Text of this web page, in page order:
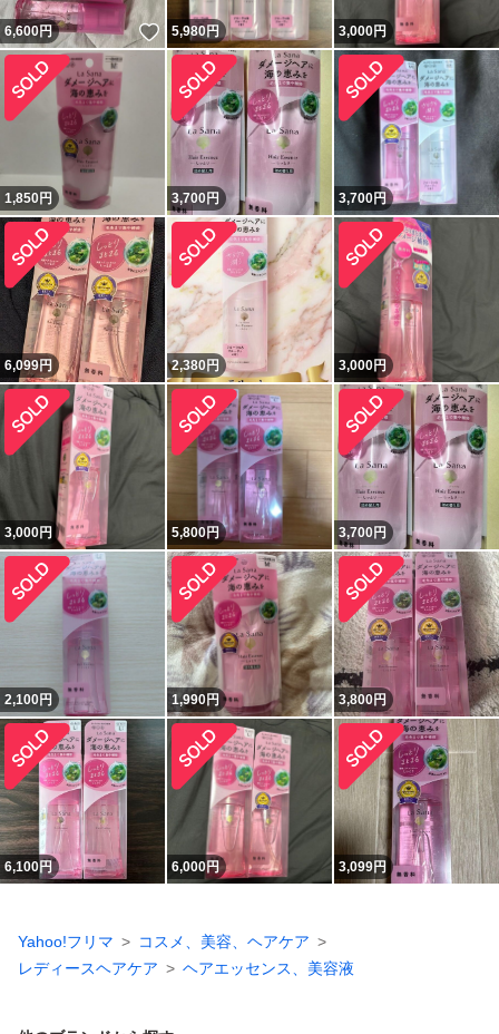
6,600円 いいね！
5,980円 3,000円
1,850円 3,700円 3,700円
6,099円 2,380円 3,000円
3,000円 5,800円 3,700円
2,100円 1,990円 3,800円
6,100円 6,000円 3,099円
Yahoo!フリマ
コスメ、美容、ヘアケア
レディースヘアケア
ヘアエッセンス、美容液